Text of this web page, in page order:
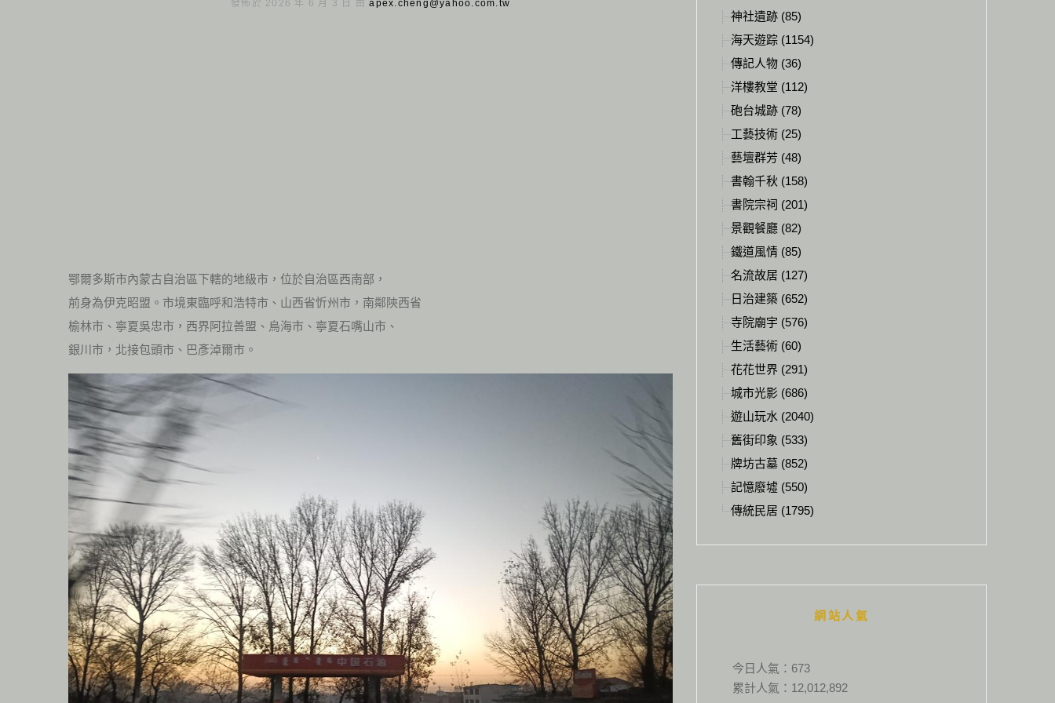
發佈於 2026 年 6 月 3 日 由apex.cheng@yahoo.com.tw
鄂爾多斯市內蒙古自治區下轄的地級市，位於自治區西南部，
前身為伊克昭盟。市境東臨呼和浩特市、山西省忻州市，南鄰陝西省
榆林市、寧夏吳忠市，西界阿拉善盟、烏海市、寧夏石嘴山市、
銀川市，北接包頭市、巴彥淖爾市。
神社遺跡 (85)
海天遊踪 (1154)
傳記人物 (36)
洋樓教堂 (112)
砲台城跡 (78)
工藝技術 (25)
藝壇群芳 (48)
書翰千秋 (158)
書院宗祠 (201)
景觀餐廳 (82)
鐵道風情 (85)
名流故居 (127)
日治建築 (652)
寺院廟宇 (576)
生活藝術 (60)
花花世界 (291)
城市光影 (686)
遊山玩水 (2040)
舊街印象 (533)
牌坊古墓 (852)
記憶廢墟 (550)
傳統民居 (1795)
網站人氣
今日人氣： 673
累計人氣： 12,012,892